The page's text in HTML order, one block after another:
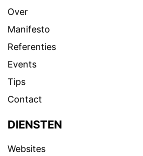
Over
Manifesto
Referenties
Events
Tips
Contact
DIENSTEN
Websites